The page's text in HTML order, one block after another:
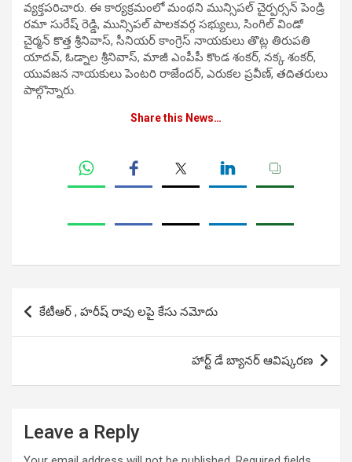
వ్యక్తపరిచారు. ఈ కార్యక్రమంలో మంథని మున్సిపల్ చైర్పర్సన్ పెండ్రి
రమా సురేష్ రెడ్డి, మున్సిపల్ పాలకవర్గ సభ్యులు, సింగిల్ విండో
చైర్మన్ కొత్త శ్రీనివాస్, సీనియర్ కాంగ్రెస్ నాయకులు తొట్ల తిరుపతి
యాదవ్, ఓడ్నాల శ్రీనివాస్, మాజీ ఎంపీపీ కొండ శంకర్, నక్క శంకర్,
యువజన నాయకులు పెంటరి రాజేందర్, ఎరుకల ప్రవీణ్, తదితరులు
పాల్గొన్నారు.
Share this News…
Post
navigation
కేటీఆర్ , హరీష్ రావు లపై కేసు నమోదు
హార్ట్ డే బ్యానర్ ఆవిష్కరణ
Leave a Reply